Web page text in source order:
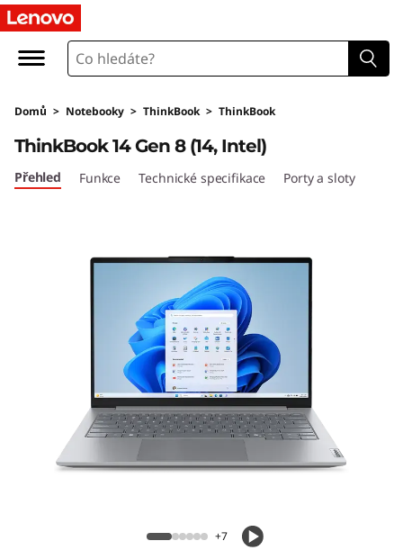
L
n
o
v
Domů > Notebooky > ThinkBook > ThinkBook
ThinkBook 14 Gen 8 (14, Intel)
ThinkBook 14 Gen 8 (14, Intel)
Přehled Funkce Technické specifikace Porty a sloty
+7